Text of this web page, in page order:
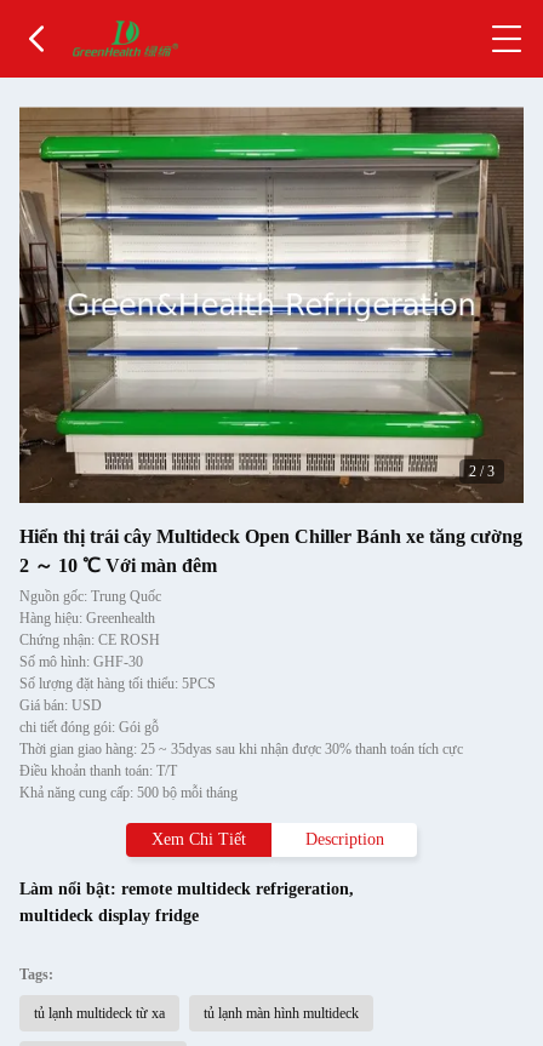
2 /3
Hiển thị trái cây Multideck Open Chiller Bánh xe tăng cường
2 ～ 10 ℃ Với màn đêm
Nguồn gốc: Trung Quốc
Hàng hiệu: Greenhealth
Chứng nhận: CE ROSH
Số mô hình: GHF-30
Số lượng đặt hàng tối thiểu: 5PCS
Giá bán: USD
chi tiết đóng gói: Gói gỗ
Thời gian giao hàng: 25 ~ 35dyas sau khi nhận được 30% thanh toán tích cực
Điều khoản thanh toán: T/T
Khả năng cung cấp: 500 bộ mỗi tháng
Xem Chi Tiết Description
Làm nổi bật: remote multideck refrigeration,
multideck display fridge
Tags:
tủ lạnh multideck từ xa tủ lạnh màn hình multideck